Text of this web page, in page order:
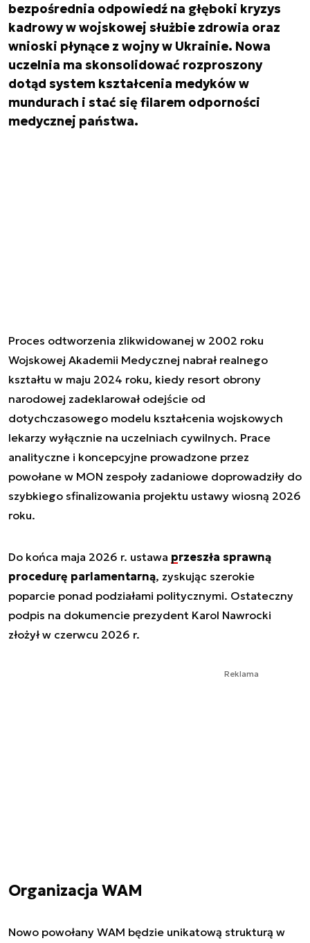
bezpośrednia odpowiedź na głęboki kryzys
kadrowy w wojskowej służbie zdrowia oraz
wnioski płynące z wojny w Ukrainie. Nowa
uczelnia ma skonsolidować rozproszony
dotąd system kształcenia medyków w
mundurach i stać się filarem odporności
medycznej państwa.
Proces odtworzenia zlikwidowanej w 2002 roku
Wojskowej Akademii Medycznej nabrał realnego
kształtu w maju 2024 roku, kiedy resort obrony
narodowej zadeklarował odejście od
dotychczasowego modelu kształcenia wojskowych
lekarzy wyłącznie na uczelniach cywilnych. Prace
analityczne i koncepcyjne prowadzone przez
powołane w MON zespoły zadaniowe doprowadziły do
szybkiego sfinalizowania projektu ustawy wiosną 2026
roku.
Do końca maja 2026 r. ustawa przeszła sprawną
procedurę parlamentarną, zyskując szerokie
poparcie ponad podziałami politycznymi. Ostateczny
podpis na dokumencie prezydent Karol Nawrocki
złożył w czerwcu 2026 r.
Reklama
Organizacja WAM
Nowo powołany WAM będzie unikatową strukturą w